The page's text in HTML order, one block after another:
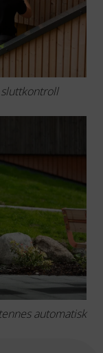
sluttkontroll
automatisk